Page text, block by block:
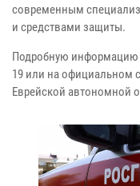
современным
и средствами защиты.
Подробную информацию
19 или на официальном
Еврейской автономной